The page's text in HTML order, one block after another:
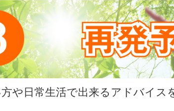
や日常生活で出来るアドバイス